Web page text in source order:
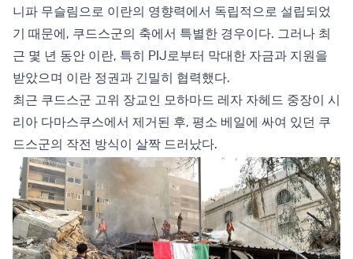
니파 무슬림으로 이란의 영향력에서 독립적으로 설립되었
기 때문에, 쿠드스군의 축에서 특별한 경우이다. 그러나 최
근 몇 년 동안 이란, 특히 PIJ로부터 막대한 자금과 지원을
받았으며 이란 정권과 긴밀히 협력했다.
최근 쿠드스군 고위 장교인 모하마드 레자 자헤드 중장이 시
리아 다마스쿠스에서 제거된 후, 평소 베일에 싸여 있던 쿠
드스군의 작전 방식이 살짝 드러났다.